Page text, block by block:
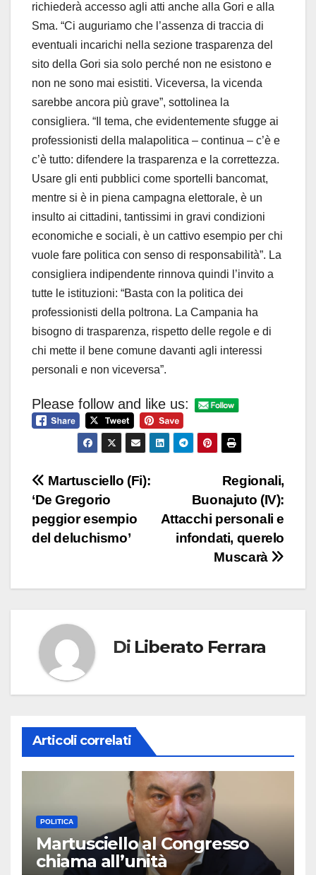
richiederà accesso agli atti anche alla Gori e alla
Sma. “Ci auguriamo che l’assenza di traccia di
eventuali incarichi nella sezione trasparenza del
sito della Gori sia solo perché non ne esistono e
non ne sono mai esistiti. Viceversa, la vicenda
sarebbe ancora più grave”, sottolinea la
consigliera. “Il tema, che evidentemente sfugge ai
professionisti della malapolitica – continua – c’è e
c’è tutto: difendere la trasparenza e la correttezza.
Usare gli enti pubblici come sportelli bancomat,
mentre si è in piena campagna elettorale, è un
insulto ai cittadini, tantissimi in gravi condizioni
economiche e sociali, è un cattivo esempio per chi
vuole fare politica con senso di responsabilità”. La
consigliera indipendente rinnova quindi l’invito a
tutte le istituzioni: “Basta con la politica dei
professionisti della poltrona. La Campania ha
bisogno di trasparenza, rispetto delle regole e di
chi mette il bene comune davanti agli interessi
personali e non viceversa”.
Please follow and like us:
Navigazione
articoli
Regionali,
Buonajuto (IV):
Attacchi personali e
infondati, querelo
Muscarà
Martusciello (Fi):
‘De Gregorio
peggior esempio
del deluchismo’
Di Liberato Ferrara
Articoli correlati
POLITICA
Martusciello al Congresso
chiama all’unità